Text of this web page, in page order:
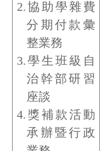
2.協助學雜費
分期付款彙
整業務
3.學生班級自
治幹部研習
座談
4.獎補款活動
承辦暨行政